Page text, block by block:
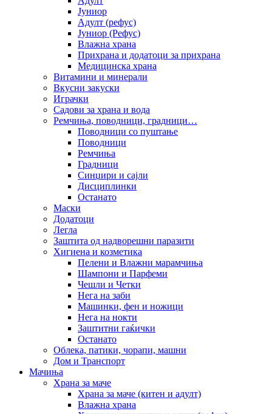
Јуниор
Адулт (рефус)
Јуниор (Рефус)
Влажна храна
Прихрана и додатоци за прихрана
Медицинска храна
Витамини и минерали
Вкусни закуски
Играчки
Садови за храна и вода
Ремчиња, поводници, градници…
Поводници со пуштање
Поводници
Ремчиња
Градници
Синџири и сајли
Дисциплинки
Останато
Маски
Додатоци
Легла
Заштита од надворешни паразити
Хигиена и козметика
Пелени и Влажни марамчиња
Шампони и Парфеми
Чешли и Четки
Нега на заби
Машинки, фен и ножици
Нега на нокти
Заштитни гаќички
Останато
Облека, патики, чорапи, машни
Дом и Транспорт
Мачиња
Храна за маче
Храна за маче (китен и адулт)
Влажна храна